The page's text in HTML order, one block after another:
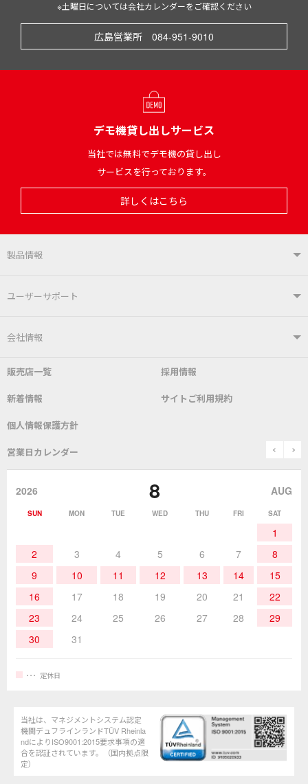
※土曜日については会社カレンダーをご確認ください
広島営業所 084-951-9010
デモ機貸し出しサービス
当社では無料でデモ機の貸し出し
サービスを行っております。
詳しくはこちら
製品情報
製品情報TOP
はんだ付けシステム
こて先 自動はんだ送り装置
表面実装/SMT関連
作業環境／材料
ユーザーサポート
ユーザーサポートTOP
よくあるご質問 デモ機貸し出しサービス
SDS(MSDS)製品
取扱説明書
該非説明発行の申込み
会社情報
会社概要 社長あいさつ
グットのあゆみ
販売店一覧 採用情報
新着情報 サイトご利用規約
個人情報保護方針
営業日カレンダー prev
2026 8 AUG
SUN MON TUE WED THU FRI SAT
1
2
3 4 5 6 7
8
9
10 11 12 13 14
15
16
17 18 19 20 21
22
23
24 25 26 27 28
29
30
31
定休日
当社は、マネジメントシステム認定
機関デュフラインランドTÜV Rheinla
ndによりISO9001:2015要求事項の適
合を認証されています。（国内拠点限
定）